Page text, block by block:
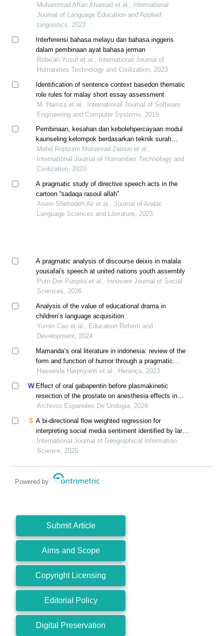
kalangan murid tahun enam
Muhammad Affan Ahamad et al., International
Journal of Language Education and Applied
Linguistics, 2023
Interferensi bahasa melayu dan bahasa inggeris
dalam pembinaan ayat bahasa jerman
Robe'ah Yusuf et al., International Journal of
Humanities Technology and Civilization, 2023
Identification of sentence context basedon thematic
role rules for malay short essay assessment
M. Hamza et al., International Journal of Software
Engineering and Computer Systems, 2019
Pembinaan, kesahan dan kebolehpercayaan modul
kaunseling kelompok berdasarkan teknik surah
lukman (ayat 12 hingga 19) terhadap murid sekolah
menengah
Mohd Ropizam Mohamad Zainun et al.,
International Journal of Humanities Technology and
Civilization, 2023
A pragmatic study of directive speech acts in the
cartoon “sadaqa rasoul allah”
Asem Shehadeh Ali et al., Journal of Arabic
Language Sciences and Literature, 2023
A pragmatic analysis of discourse deixis in malala
yousafai's speech at united nations youth assembly
Putri Dwi Puspita et al., Innovare Journal of Social
Sciences, 2026
Analysis of the value of educational drama in
children’s language acquisition
Yumin Cao et al., Education Reform and
Development, 2024
Mamanda’s oral literature in indonesia: review of the
form and function of humor through a pragmatic
perspective
Haswinda Harpriyanti et al., Herança, 2023
Effect of oral gabapentin before plasmakinetic
resection of the prostate on anesthesia effects in
older adults with benign prostatic hyperplasia: a
Archivos Espanoles De Urologia, 2024
A bi-directional flow weighted regression for
interpreting social media sentiment identified by large
language models
International Journal of Geographical Information
Science, 2025
Powered by
Submit Article
Aims and Scope
Copyright Licensing
Editorial Policy
Digital Preservation